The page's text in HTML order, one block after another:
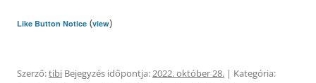
Like Button Notice (view)
Szerző:tibi Bejegyzés időpontja:2022. október 28. | Kategória: